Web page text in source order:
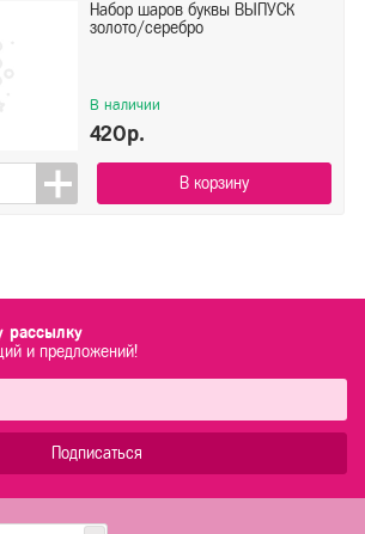
Набор шаров буквы ВЫПУСК
золото/серебро
В наличии
420р.
В корзину
рассылку
и предложений!
Подписаться